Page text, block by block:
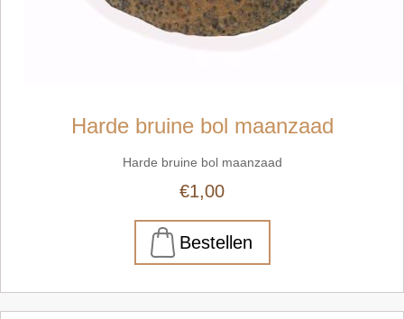
Harde bruine bol maanzaad
Harde bruine bol maanzaad
€1,00